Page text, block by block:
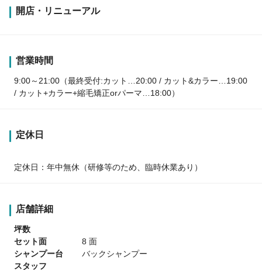
開店・リニューアル
営業時間
9:00～21:00（最終受付:カット…20:00 / カット&カラー…19:00
/ カット+カラー+縮毛矯正orパーマ…18:00）
定休日
定休日：年中無休（研修等のため、臨時休業あり）
店舗詳細
坪数
セット面
8 面
シャンプー台
バックシャンプー
スタッフ